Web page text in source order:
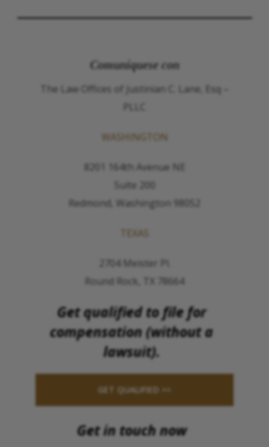
Comuníquese con
The Law Offices of Justinian C. Lane, Esq –
PLLC
WASHINGTON
8201 164th Avenue NE
Suite 200
Redmond, Washington 98052
TEXAS
2704 Meister Pl.
Round Rock, TX 78664
Get qualified to file for
compensation (without a
lawsuit).
GET QUALIFIED >>
Get in touch now